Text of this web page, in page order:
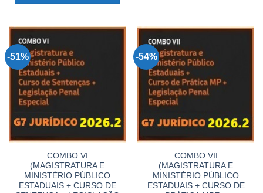
-51%
COMBO VI
(MAGISTRATURA E
MINISTÉRIO PÚBLICO
ESTADUAIS + CURSO DE
-54%
COMBO VII
(MAGISTRATURA E
MINISTÉRIO PÚBLICO
ESTADUAIS + CURSO DE